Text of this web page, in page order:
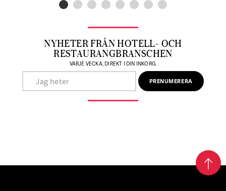
NYHETER FRÅN HOTELL- OCH
RESTAURANGBRANSCHEN
VARJE VECKA, DIREKT I DIN INKORG.